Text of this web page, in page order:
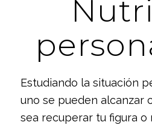
Estudiando la situación
uno se pueden alcanzar
sea recuperar tu figura o